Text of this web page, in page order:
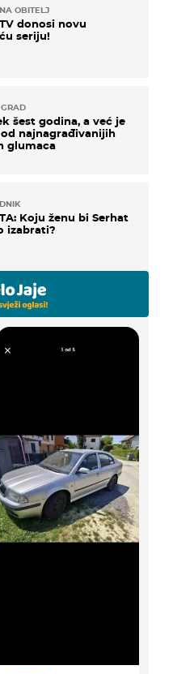
OBITELJ
donosi novu
seriju!
šest godina, a već je
najnagrađivanijih
glumaca
Koju ženu bi Serhat
izabrati?